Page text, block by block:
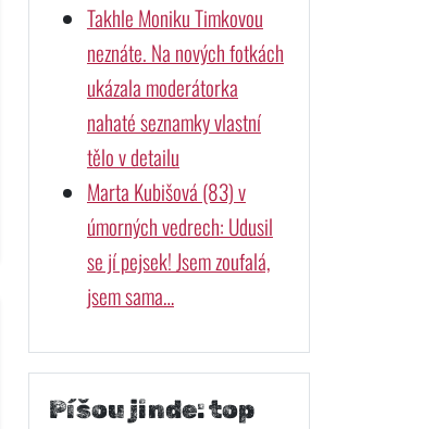
Takhle Moniku Timkovou
neznáte. Na nových fotkách
ukázala moderátorka
nahaté seznamky vlastní
tělo v detailu
Marta Kubišová (83) v
úmorných vedrech: Udusil
se jí pejsek! Jsem zoufalá,
jsem sama…
Píšou jinde: top